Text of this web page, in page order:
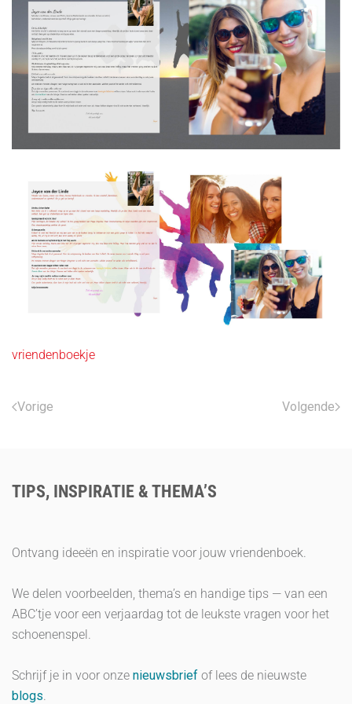
vriendenboekje
Vorige Volgende
TIPS, INSPIRATIE & THEMA’S
Ontvang ideeën en inspiratie voor jouw vriendenboek.
We delen voorbeelden, thema’s en handige tips — van een
ABC’tje voor een verjaardag tot de leukste vragen voor het
schoenenspel.
Schrijf je in voor onze nieuwsbrief of lees de nieuwste
blogs.